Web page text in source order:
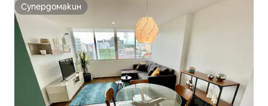
Супердомакин
Супердомакин